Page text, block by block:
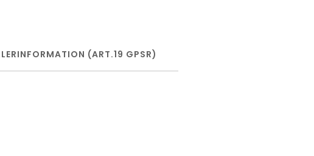
(ART.19 GPSR)